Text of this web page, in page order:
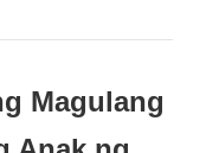
Magulang